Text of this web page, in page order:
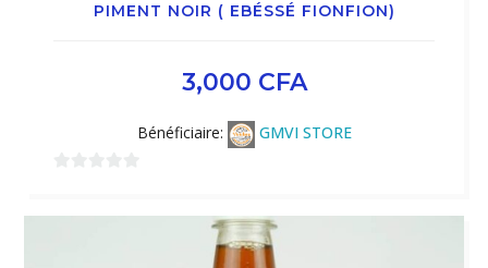
PIMENT NOIR ( EBÉSSÉ FIONFION)
3,000 CFA
Bénéficiaire: GMVI STORE